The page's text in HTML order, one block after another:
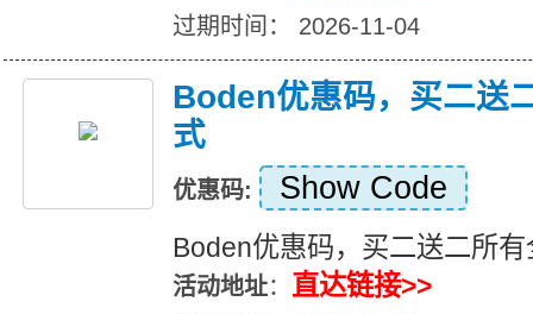
过期时间： 2026-11-04
Boden优惠码，买二送
式
优惠码: Show Code
Boden优惠码，买二送二所
活动地址： 直达链接>>